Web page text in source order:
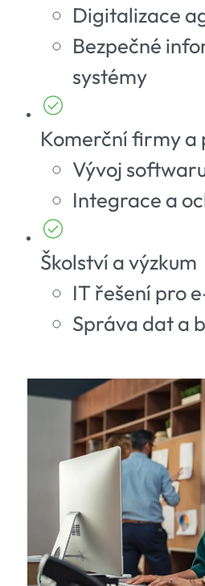
Digitalizace
Bezpečné
systémy
Komerční firmy a
Vývoj
Integrace a
Školství a výzkum
IT řešení pro
Správa dat a